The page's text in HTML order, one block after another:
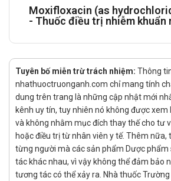
chọn lọc các thể đột biến kháng thuốc
dương.
Tác dụng - Chỉ định của
hydrochloride) 400mg
Điều trị nhiễm khuẩn xoang cấp do các
Streptococcus pneumoniae,
Moraxella catarrhalis.
Đợt cấp của viêm phế quản mạn tính
Streptococcus pneumoniae,
parainfluenzae, Klebsiella
aureus, Moraxella catarrhalis.
Moxifloxacin (as
- Thuốc điều trị nhiễm khuẩn
Tuyên bố miễn trừ trách nhiệm: Thông
nhathuoctruonganh.com chỉ mang tính
dung trên trang là những cập nhật mới
kênh uy tín, tuy nhiên nó không được xem
và không nhằm mục đích thay thế cho tư
hoặc điều trị từ nhân viên y tế. Thêm nữa,
từng người mà các sản phẩm Dược phẩm
tác khác nhau, vì vậy không thể đảm bảo
tương tác có thể xảy ra. Nhà thuốc